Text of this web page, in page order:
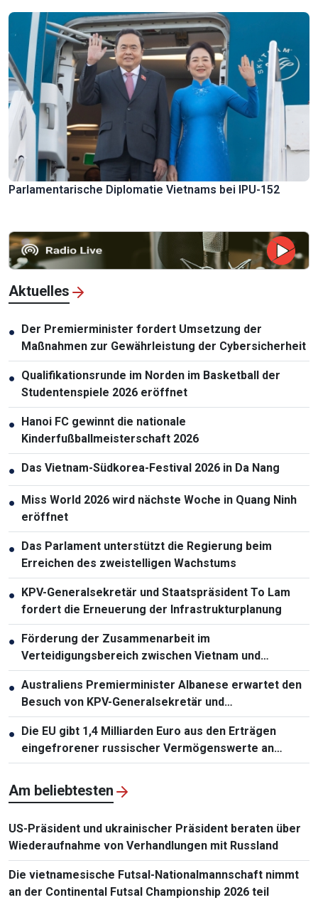
Parlamentarische Diplomatie Vietnams bei IPU-152
Aktuelles
●
Der Premierminister fordert Umsetzung der
Maßnahmen zur Gewährleistung der Cybersicherheit
● Qualifikationsrunde im Norden im Basketball der
Studentenspiele 2026 eröffnet
●
Hanoi FC gewinnt die nationale
Kinderfußballmeisterschaft 2026
● Das Vietnam-Südkorea-Festival 2026 in Da Nang
●
Miss World 2026 wird nächste Woche in Quang Ninh
eröffnet
●
Das Parlament unterstützt die Regierung beim
Erreichen des zweistelligen Wachstums
●
KPV-Generalsekretär und Staatspräsident To Lam
fordert die Erneuerung der Infrastrukturplanung
●
Förderung der Zusammenarbeit im
Verteidigungsbereich zwischen Vietnam und
Malaysia
● Australiens Premierminister Albanese erwartet den
Besuch von KPV-Generalsekretär und
Staatspräsident To Lam
●
Die EU gibt 1,4 Milliarden Euro aus den Erträgen
eingefrorener russischer Vermögenswerte an
Ukraine
Am beliebtesten
US-Präsident und ukrainischer Präsident beraten über
Wiederaufnahme von Verhandlungen mit Russland
Die vietnamesische Futsal-Nationalmannschaft nimmt
an der Continental Futsal Championship 2026 teil